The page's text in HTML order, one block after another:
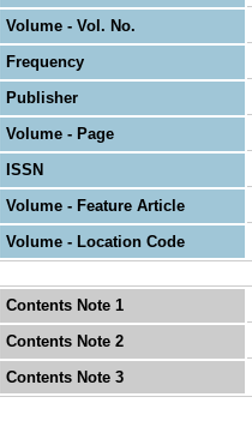
Volume - Vol. No.
Frequency
Publisher
Volume - Page
ISSN
Volume - Feature Article
Volume - Location Code
Contents Note 1
Contents Note 2
Contents Note 3